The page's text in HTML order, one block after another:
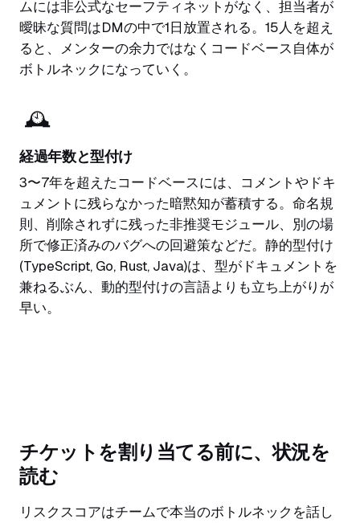
ムには非公式なセーフティネットがなく、担当者が
曖昧な質問はDMの中で1日放置される。15人を超え
ると、メンターの余力ではなくコードベース自体が
ボトルネックになっていく。
🕰️
経過年数と型付け
3〜7年を超えたコードベースには、コメントやドキ
ュメントに残らなかった暗黙知が蓄積する。命名規
則、削除されずに残った非推奨モジュール、別の場
所で修正済みのバグへの回避策などだ。静的型付け
(TypeScript, Go, Rust, Java)は、型がドキュメントを
兼ねるぶん、動的型付けの言語よりも立ち上がりが
早い。
チケットを割り当てる前に、状況を
読む
リスクスコアはチームで本当のボトルネックを話し